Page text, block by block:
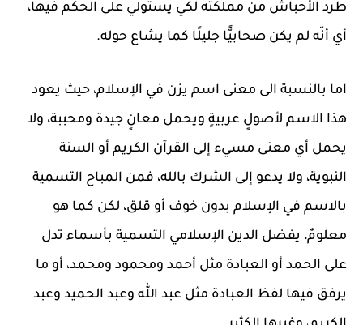
طرد الأحباش من مملكته لكي يستولي على الحكم فيها،
أي أنّه لم يكن صحابيًّا جليلًا كما يشاع حوله.
اما بالنسبة الى معنى اسم يزن في الإسلام، حيث يعود
هذا الاسم لأصولٍ عربيةٍ ويحمل معانٍ جيدة ومحببة، ولا
يحمل أي معنى مسيء إلى القرآن الكريم أو السنة
النبوية، ولا يدعو إلى الشرك بالله، فمن المباح التسمية
بالاسم في الإسلام بدون خوف أو قلق، لكن كما هو
معلومٌ، يفضل الدين الإسلامي التسمية بأسماء تدل
على الحمد أو العبادة مثل أحمد ومحمود ومحمد، أو ما
يرفق فيها لفظ العبادة مثل عبد الله وعبد الحميد وعبد